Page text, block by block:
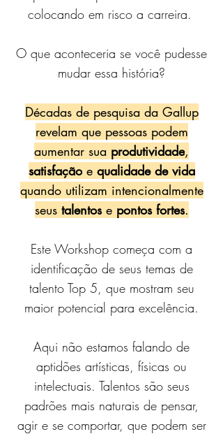
colocando em risco a carreira.
O que aconteceria se você pudesse
mudar essa história?
Décadas de pesquisa da Gallup
revelam que pessoas podem
aumentar sua produtividade,
satisfaçãoe qualidade de vida
quando utilizam intencionalmente
seus talentose pontos fortes.
Este Workshop começa com a
identificação de seus temas de
talento Top 5, que mostram seu
maior potencial para excelência.
Aqui não estamos falando de
aptidões artísticas, físicas ou
intelectuais. Talentos são seus
padrões mais naturais de pensar,
agir e se comportar, que podem ser